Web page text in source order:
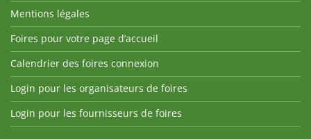
Mentions légales
Foires pour votre page d’accueil
Calendrier des foires connexion
Login pour les organisateurs de foires
Login pour les fournisseurs de foires